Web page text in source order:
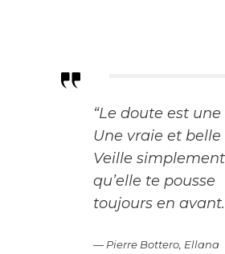
“Le doute est une
Une vraie et belle
Veille simplement
qu’elle te pousse
toujours en
— Pierre Bottero, Ellana